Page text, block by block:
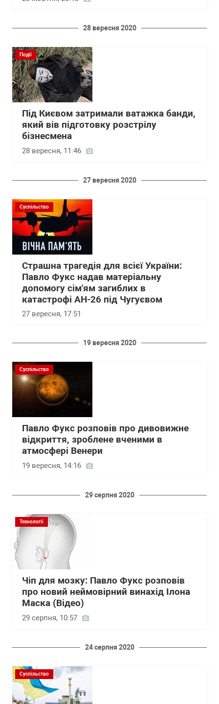
28 вересня 2020
Події
Під Києвом затримали ватажка банди,
який вів підготовку розстрілу
бізнесмена
28 вересня, 11:46
27 вересня 2020
Суспільство
Страшна трагедія для всієї України:
Павло Фукс надав матеріальну
допомогу сім'ям загиблих в
катастрофі АН-26 під Чугуєвом
27 вересня, 17:51
19 вересня 2020
Суспільство
Павло Фукс розповів про дивовижне
відкриття, зроблене вченими в
атмосфері Венери
19 вересня, 14:16
29 серпня 2020
Технології
Чіп для мозку: Павло Фукс розповів
про новий неймовірний винахід Ілона
Маска (Відео)
29 серпня, 10:57
24 серпня 2020
Суспільство